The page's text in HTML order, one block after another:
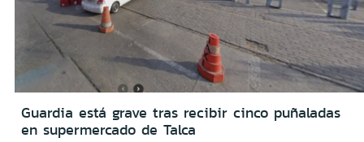
Guardia está grave tras recibir cinco puñaladas
en supermercado de Talca